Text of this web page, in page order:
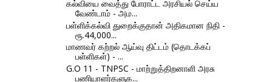
கல்வியை வைத்து போராட்ட அரசியல் செய்ய
வேண்டாம் - அம...
பள்ளிக்கல்வி துறைக்குதான் அதிகமான நிதி -
ரூ.44,000...
மாணவர் கற்றல் ஆய்வு திட்டம் (தொடக்கப்
பள்ளிகள்) - ...
G.O 11 - TNPSC - மாற்றுத்திறனாளி அரசு
பணியாளர்களுக...